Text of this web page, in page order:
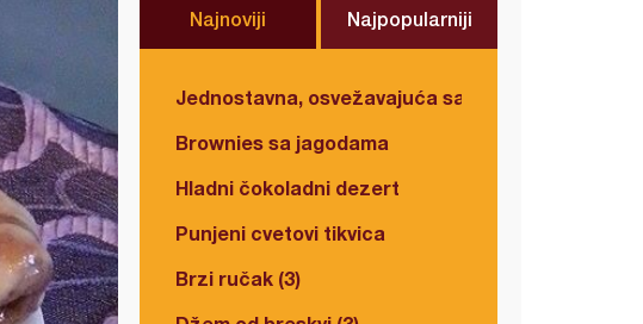
Najnoviji Najpopularniji
Jednostavna, osvežavajuća salata
Brownies sa jagodama
Hladni čokoladni dezert
Punjeni cvetovi tikvica
Brzi ručak (3)